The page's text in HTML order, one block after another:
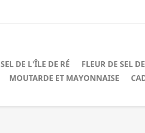
SEL DE L'ÎLE DE RÉ FLEUR DE SEL
MOUTARDE ET MAYONNAISE